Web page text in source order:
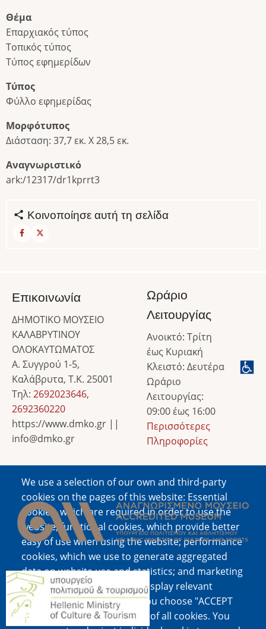
Θέμα
Επαρχιακός τύπος
Τοπικός τύπος
Τύπος εφημερίδων
Τύπος
Φύλλο εφημερίδας
Μορφότυπος
Διάσταση: 37,7 εκ. Χ 28,5 εκ.
Αναγνωριστικό
ark:/12317/dr1kprrt3
Κοινοποίησε αυτή τη σελίδα
We use a selection of our own and third-party
cookies on the pages of this website: Essential
cookies, which are required in order to use the
website; functional cookies, which provide better
easy of use when using the website; performance
cookies, which we use to generate aggregated
data on website use and statistics; and marketing
cookies, which are used to display relevant
content and advertising. If you choose "ACCEPT
ALL", you consent to the use of all cookies. You
Επικοινωνία
ΔΗΜΟΤΙΚΟ ΜΟΥΣΕΙΟ
ΚΑΛΑΒΡΥΤΙΝΟΥ
ΟΛΟΚΑΥΤΩΜΑΤΟΣ
Α. Συγγρού 1-5,
Καλάβρυτα, Τ.Κ. 25001
Τηλ: 2692023646,
2692360220
https://www.dmko.gr ||
info@dmko.gr
Ωράριο
Λειτουργίας
Ανοικτό: Τρίτη
έως Κυριακή
Κλειστό: Δευτέρα
Ωράριο
Λειτουργίας:
09:00 έως 16:00
Περισσότερες
Πληροφορίες
Image
Image